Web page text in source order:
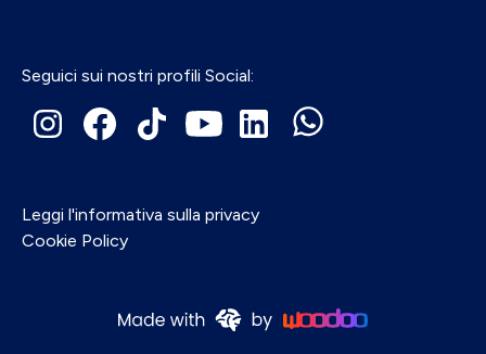
Seguici sui nostri profili Social:
Leggi l'informativa sulla privacy
Cookie Policy